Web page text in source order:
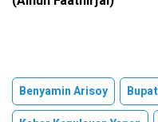
Benyamin Arisoy